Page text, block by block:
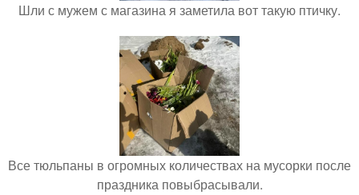
Шли с мужем с магазина я заметила вот такую птичку.
Все тюльпаны в огромных количествах на мусорки после
праздника повыбрасывали.